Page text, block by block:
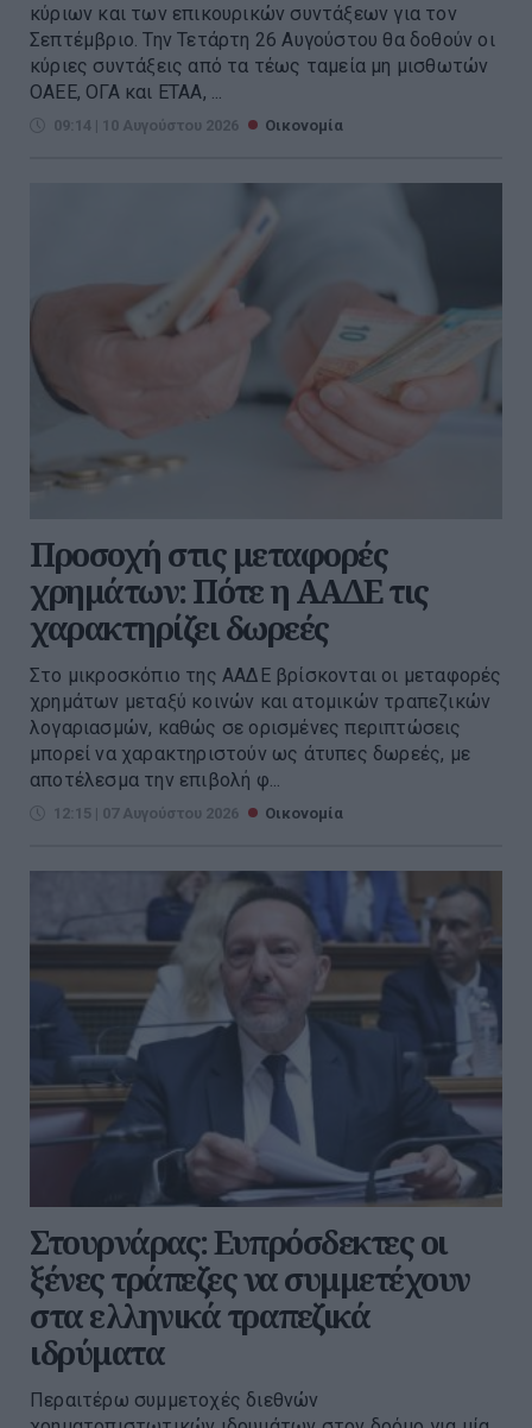
κύριων και των επικουρικών συντάξεων για τον
Σεπτέμβριο. Την Τετάρτη 26 Αυγούστου θα δοθούν οι
κύριες συντάξεις από τα τέως ταμεία μη μισθωτών
ΟΑΕΕ, ΟΓΑ και ΕΤΑΑ, ...
09:14 | 10 Αυγούστου 2026 Οικονομία
Προσοχή στις μεταφορές
χρημάτων: Πότε η ΑΑΔΕ τις
χαρακτηρίζει δωρεές
Στο μικροσκόπιο της ΑΑΔΕ βρίσκονται οι μεταφορές
χρημάτων μεταξύ κοινών και ατομικών τραπεζικών
λογαριασμών, καθώς σε ορισμένες περιπτώσεις
μπορεί να χαρακτηριστούν ως άτυπες δωρεές, με
αποτέλεσμα την επιβολή φ...
12:15 | 07 Αυγούστου 2026 Οικονομία
Στουρνάρας: Ευπρόσδεκτες οι
ξένες τράπεζες να συμμετέχουν
στα ελληνικά τραπεζικά
ιδρύματα
Περαιτέρω συμμετοχές διεθνών